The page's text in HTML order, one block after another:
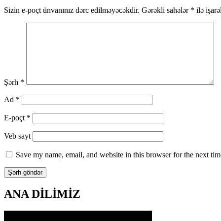
Sizin e-poçt ünvanınız dərc edilməyəcəkdir. Gərəkli sahələr * ilə
Şərh *
Ad *
E-poçt *
Veb sayt
Save my name, email, and website in this browser for the next
ANA DİLİMİZ